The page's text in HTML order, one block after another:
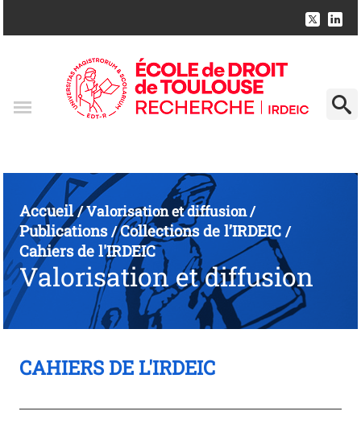
Accueil/Valorisation et diffusion/
Publications/Collections de l’IRDEIC/
Cahiers de l'IRDEIC
Valorisation et diffusion
CAHIERS DE L'IRDEIC